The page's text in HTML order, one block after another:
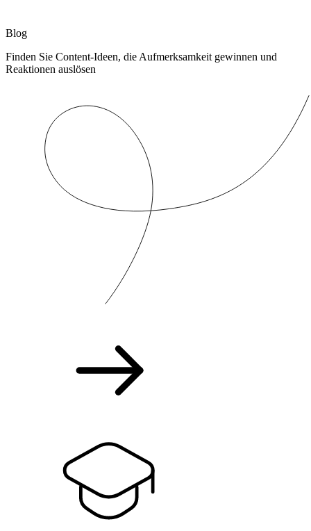
Blog
Finden Sie Content-Ideen, die Aufmerksamkeit gewinnen und
Reaktionen auslösen